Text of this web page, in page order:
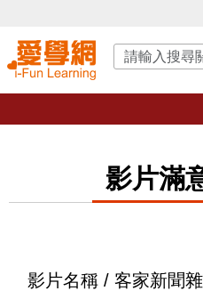
關鍵字搜尋
影片滿
影片名稱 / 客家新聞